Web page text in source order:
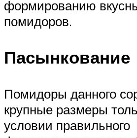
формированию
помидоров.
Пасынкование
Помидоры данного
крупные размеры
условии правильного